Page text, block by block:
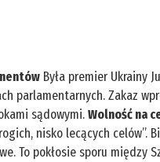
Była premier Ukrainy
parlamentarnych. Zakaz
sądowymi.Wolność na
nisko lecących celów”.
To pokłosie sporu między